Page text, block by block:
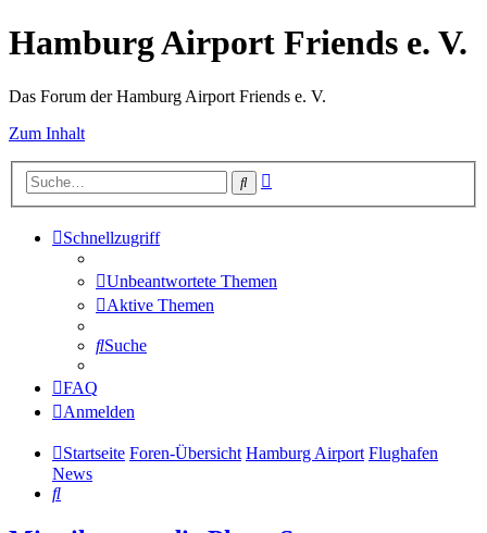
Hamburg Airport Friends e. V.
Das Forum der Hamburg Airport Friends e. V.
Zum Inhalt
Suche
Schnellzugriff
Unbeantwortete Themen
Aktive Themen
Suche
FAQ
Anmelden
Startseite Foren-Übersicht Hamburg Airport Flughafen
News
Suche